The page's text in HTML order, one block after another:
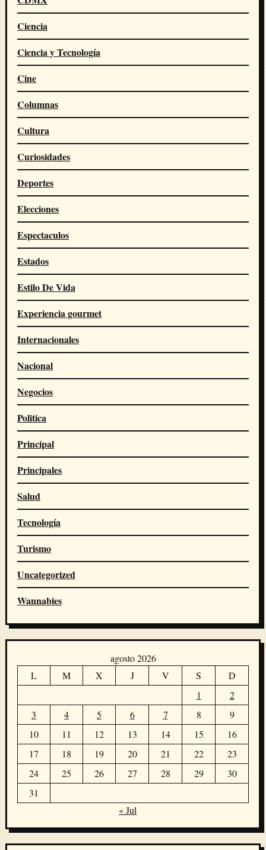
Ciencia
Ciencia y Tecnología
Cine
Columnas
Cultura
Curiosidades
Deportes
Elecciones
Espectaculos
Estados
Estilo De Vida
Experiencia gourmet
Internacionales
Nacional
Negocios
Politica
Principal
Principales
Salud
Tecnología
Turismo
Uncategorized
Wannabies
agosto 2026
L
M X J V S
D
1
2
3
4 5 6 7 8
9
10
11 12 13 14 15
16
17
18 19 20 21 22
23
24
25 26 27 28 29
30
31
« Jul